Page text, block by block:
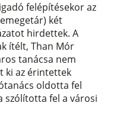
felépítésekor az
két
hirdettek. A
ítélt, Than Mór
tanácsa nem
ki az érintettek
oldotta fel
szólította fel a városi